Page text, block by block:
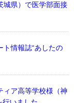
城県）で医学部面接
ト情報誌“あしたの
ィア高等学校様（神